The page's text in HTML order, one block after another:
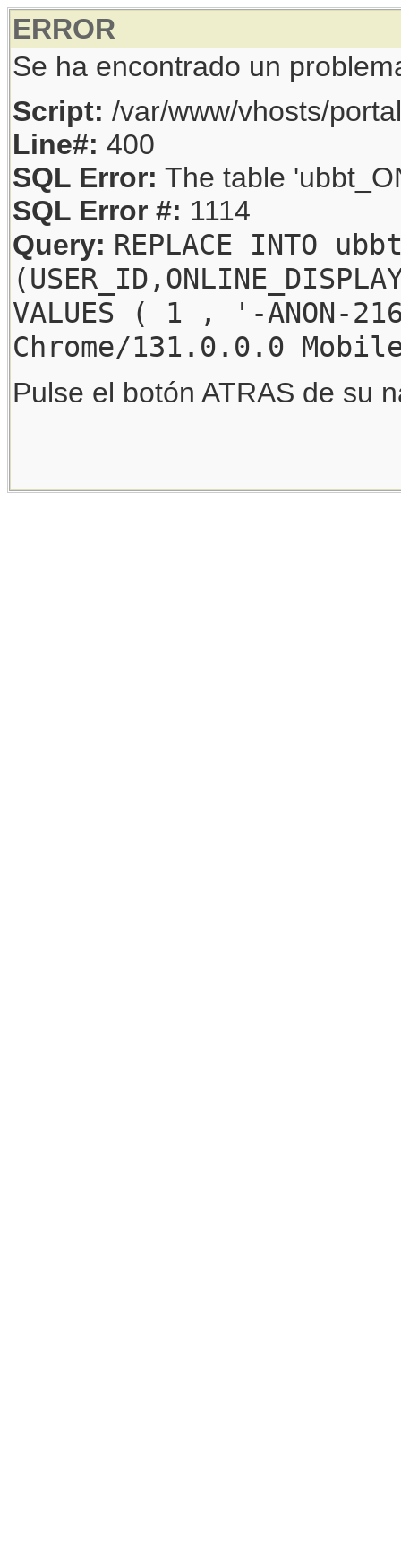
ERROR
Se ha encontrado un
Script: /var/www/vhosts/
Line#: 400
SQL Error: The table
SQL Error #: 1114
Query: REPLACE INTO
VALUES ( 1 , '-
Chrome/131.0.0.0
Pulse el botón ATRAS de su